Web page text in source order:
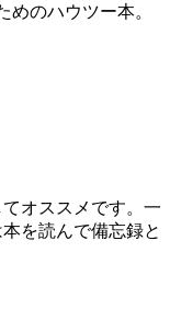
めのハウツー本。
オススメです。一
を読んで備忘録と